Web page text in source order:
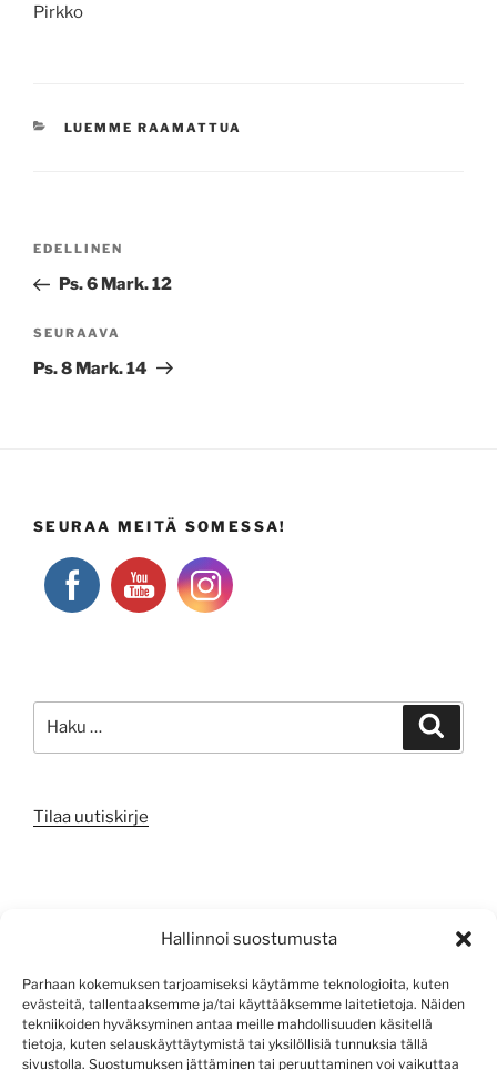
Hallinnoi suostumusta
Parhaan kokemuksen tarjoamiseksi käytämme teknologioita, kuten
evästeitä, tallentaaksemme ja/tai käyttääksemme laitetietoja. Näiden
tekniikoiden hyväksyminen antaa meille mahdollisuuden käsitellä
tietoja, kuten selauskäyttäytymistä tai yksilöllisiä tunnuksia tällä
sivustolla. Suostumuksen jättäminen tai peruuttaminen voi vaikuttaa
Pirkko
KATEGORIAT
LUEMME RAAMATTUA
Edellinen
artikkeli
EDELLINEN
Ps. 6 Mark. 12
Seuraava
artikkeli
SEURAAVA
Ps. 8 Mark. 14
SEURAA MEITÄ SOMESSA!
Tilaa uutiskirje
Sisältösyöte
Kommenttisyöte